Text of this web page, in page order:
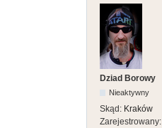
Dziad Borowy
Nieaktywny
Skąd: Kraków
Zarejestrowany: